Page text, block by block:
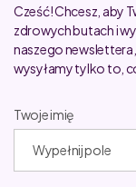
Cześć! Chcesz, aby
zdrowych butach i
naszego
wysyłamy tylko to,
Twoje imię